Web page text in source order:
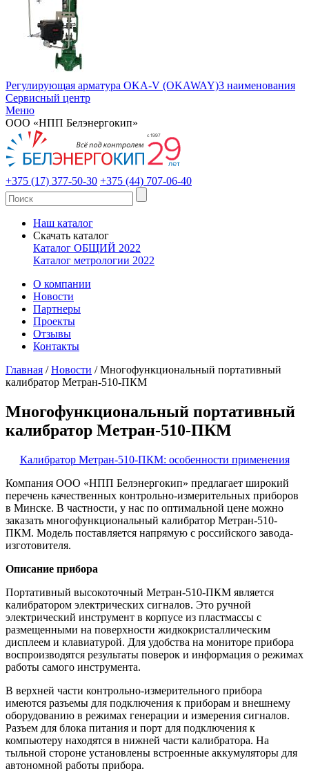
Регулирующая арматура OKA-V (OKAWAY)3 наименования
Сервисный центр
Меню
ООО «НПП Белэнергокип»
+375 (17) 377-50-30 +375 (44) 707-06-40
Наш каталог
Скачать каталог
Каталог ОБЩИЙ 2022
Каталог метрологии 2022
О компании
Новости
Партнеры
Проекты
Отзывы
Контакты
Главная / Новости / Многофункциональный портативный
калибратор Метран-510-ПКМ
Многофункциональный портативный
калибратор Метран-510-ПКМ
Калибратор Метран-510-ПКМ: особенности применения
Компания ООО «НПП Белэнергокип» предлагает широкий
перечень качественных контрольно-измерительных приборов
в Минске. В частности, у нас по оптимальной цене можно
заказать многофункциональный калибратор Метран-510-
ПКМ. Модель поставляется напрямую с российского завода-
изготовителя.
Описание прибора
Портативный высокоточный Метран-510-ПКМ является
калибратором электрических сигналов. Это ручной
электрический инструмент в корпусе из пластмассы с
размещенными на поверхности жидкокристаллическим
дисплеем и клавиатурой. Для удобства на мониторе прибора
воспроизводятся результаты поверок и информация о режимах
работы самого инструмента.
В верхней части контрольно-измерительного прибора
имеются разъемы для подключения к приборам и внешнему
оборудованию в режимах генерации и измерения сигналов.
Разъем для блока питания и порт для подключения к
компьютеру находятся в нижней части калибратора. На
тыльной стороне установлены встроенные аккумуляторы для
автономной работы прибора.